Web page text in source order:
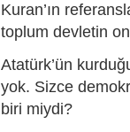
Kuran’ın
toplum devletin
Atatürk’ün
yok. Sizce
biri miydi?